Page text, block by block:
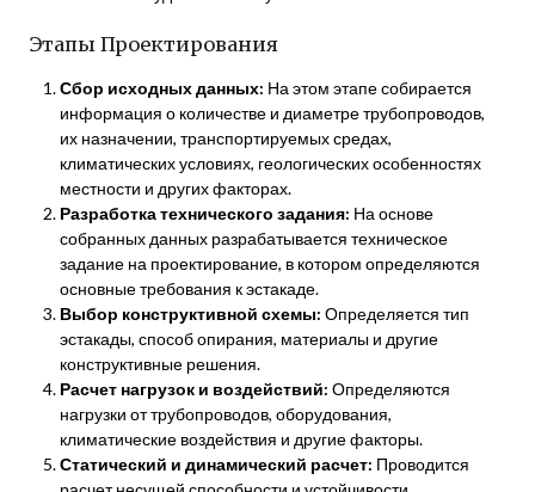
Этапы Проектирования
Сбор исходных данных: На этом этапе собирается
информация о количестве и диаметре трубопроводов,
их назначении, транспортируемых средах,
климатических условиях, геологических особенностях
местности и других факторах.
Разработка технического задания: На основе
собранных данных разрабатывается техническое
задание на проектирование, в котором определяются
основные требования к эстакаде.
Выбор конструктивной схемы: Определяется тип
эстакады, способ опирания, материалы и другие
конструктивные решения.
Расчет нагрузок и воздействий: Определяются
нагрузки от трубопроводов, оборудования,
климатические воздействия и другие факторы.
Статический и динамический расчет: Проводится